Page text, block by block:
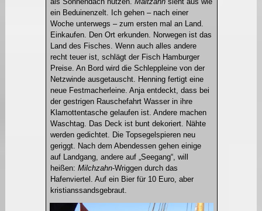
ein Beduinenzelt. Ich gehen – nach einer
Woche unterwegs – zum ersten mal an Land.
Einkaufen. Den Ort erkunden. Norwegen ist das
Land des Fisches. Wenn auch alles andere
recht teuer ist, schlägt der Fisch Hamburger
Preise. An Bord wird die Schleppleine von der
Netzwinde ausgetauscht. Henning fertigt eine
neue Festmacherleine. Anja entdeckt, dass bei
der gestrigen Rauschefahrt Wasser in ihre
Klamottentasche gelaufen ist. Andere machen
Waschtag. Das Deck ist bunt dekoriert. Nähte
werden gedichtet. Die Topsegelspieren neu
geriggt. Nach dem Abendessen gehen einige
auf Landgang, andere auf „Seegang“, will
heißen: Milchzahn-Wriggen durch das
Hafenviertel. Auf ein Bier für 10 Euro, aber
kristianssandsgebraut.